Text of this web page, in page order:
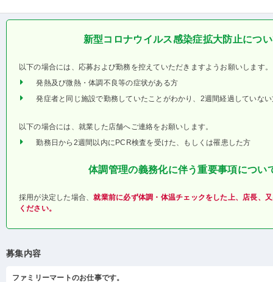
新型コロナウイルス感染症拡大防止につ
以下の場合には、応募および勤務を控えていただきますようお願いします。
発熱及び微熱・体調不良等の症状がある方
発症者と同じ施設で勤務していたことがわかり、2週間経過していな
以下の場合には、就業した店舗へご連絡をお願いします。
勤務日から2週間以内にPCR検査を受けた、もしくは罹患した方
体調管理の義務化に伴う重要事項につい
採用が決定した場合、就業前に必ず体調・体温チェックをした上、店長、
ください。
募集内容
ファミリーマートのお仕事です。